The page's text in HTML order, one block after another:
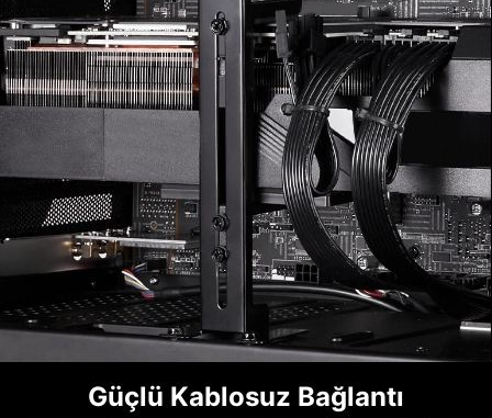
Güçlü Kablosuz Bağlantı